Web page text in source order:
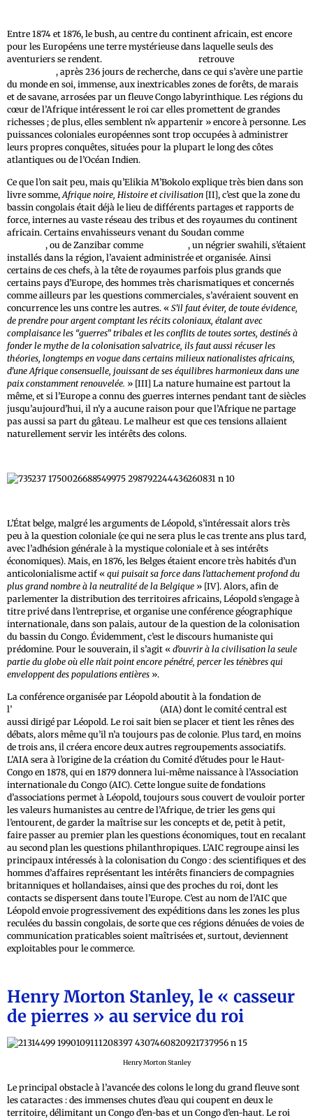
Entre 1874 et 1876, le bush, au centre du continent africain, est encore
pour les Européens une terre mystérieuse dans laquelle seuls des
aventuriers se rendent.
retrouve
, après 236 jours de recherche, dans ce qui s’avère une partie
du monde en soi, immense, aux inextricables zones de forêts, de marais
et de savane, arrosées par un fleuve Congo labyrinthique. Les régions du
cœur de l’Afrique intéressent le roi car elles promettent de grandes
richesses ; de plus, elles semblent n’« appartenir » encore à personne. Les
puissances coloniales européennes sont trop occupées à administrer
leurs propres conquêtes, situées pour la plupart le long des côtes
atlantiques ou de l’Océan Indien.
Ce que l’on sait peu, mais qu’Elikia M’Bokolo explique très bien dans son
livre somme, Afrique noire, Histoire et civilisation [II], c’est que la zone du
bassin congolais était déjà le lieu de différents partages et rapports de
force, internes au vaste réseau des tribus et des royaumes du continent
africain. Certains envahisseurs venant du Soudan comme
, ou de Zanzibar comme
, un négrier swahili, s’étaient
installés dans la région, l’avaient administrée et organisée. Ainsi
certains de ces chefs, à la tête de royaumes parfois plus grands que
certains pays d’Europe, des hommes très charismatiques et concernés
comme ailleurs par les questions commerciales, s’avéraient souvent en
concurrence les uns contre les autres. « S’il faut éviter, de toute évidence,
de prendre pour argent comptant les récits coloniaux, étalant avec
complaisance les “guerres” tribales et les conflits de toutes sortes, destinés à
fonder le mythe de la colonisation salvatrice, ils faut aussi récuser les
théories, longtemps en vogue dans certains milieux nationalistes africains,
d’une Afrique consensuelle, jouissant de ses équilibres harmonieux dans une
paix constamment renouvelée. » [III] La nature humaine est partout la
même, et si l’Europe a connu des guerres internes pendant tant de siècles
jusqu’aujourd’hui, il n’y a aucune raison pour que l’Afrique ne partage
pas aussi sa part du gâteau. Le malheur est que ces tensions allaient
naturellement servir les intérêts des colons.
L’État belge, malgré les arguments de Léopold, s’intéressait alors très
peu à la question coloniale (ce qui ne sera plus le cas trente ans plus tard,
avec l’adhésion générale à la mystique coloniale et à ses intérêts
économiques). Mais, en 1876, les Belges étaient encore très habités d’un
anticolonialisme actif « qui puisait sa force dans l’attachement profond du
plus grand nombre à la neutralité de la Belgique » [IV]. Alors, afin de
parlementer la distribution des territoires africains, Léopold s’engage à
titre privé dans l’entreprise, et organise une conférence géographique
internationale, dans son palais, autour de la question de la colonisation
du bassin du Congo. Évidemment, c’est le discours humaniste qui
prédomine. Pour le souverain, il s’agit « d’ouvrir à la civilisation la seule
partie du globe où elle n’ait point encore pénétré, percer les ténèbres qui
enveloppent des populations entières ».
La conférence organisée par Léopold aboutit à la fondation de
l’Association internationale africaine (AIA) dont le comité central est
aussi dirigé par Léopold. Le roi sait bien se placer et tient les rênes des
débats, alors même qu’il n’a toujours pas de colonie. Plus tard, en moins
de trois ans, il créera encore deux autres regroupements associatifs.
L’AIA sera à l’origine de la création du Comité d’études pour le Haut-
Congo en 1878, qui en 1879 donnera lui-même naissance à l’Association
internationale du Congo (AIC). Cette longue suite de fondations
d’associations permet à Léopold, toujours sous couvert de vouloir porter
les valeurs humanistes au centre de l’Afrique, de trier les gens qui
l’entourent, de garder la maîtrise sur les concepts et de, petit à petit,
faire passer au premier plan les questions économiques, tout en recalant
au second plan les questions philanthropiques. L’AIC regroupe ainsi les
principaux intéressés à la colonisation du Congo : des scientifiques et des
hommes d’affaires représentant les intérêts financiers de compagnies
britanniques et hollandaises, ainsi que des proches du roi, dont les
contacts se dispersent dans toute l’Europe. C’est au nom de l’AIC que
Léopold envoie progressivement des expéditions dans les zones les plus
reculées du bassin congolais, de sorte que ces régions dénuées de voies de
communication praticables soient maîtrisées et, surtout, deviennent
exploitables pour le commerce.
Henry Morton Stanley, le « casseur
de pierres » au service du roi
Henry Morton Stanley
Le principal obstacle à l’avancée des colons le long du grand fleuve sont
les cataractes : des immenses chutes d’eau qui coupent en deux le
territoire, délimitant un Congo d’en-bas et un Congo d’en-haut. Le roi